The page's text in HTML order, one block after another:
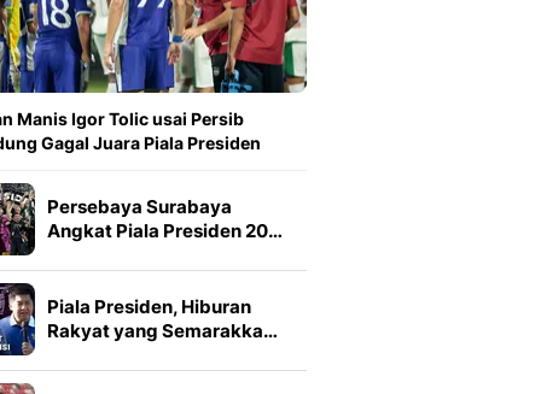
Manis Igor Tolic usai Persib
Gagal Juara Piala Presiden
Persebaya Surabaya
Angkat Piala Presiden 20…
Piala Presiden, Hiburan
Rakyat yang Semarakka…